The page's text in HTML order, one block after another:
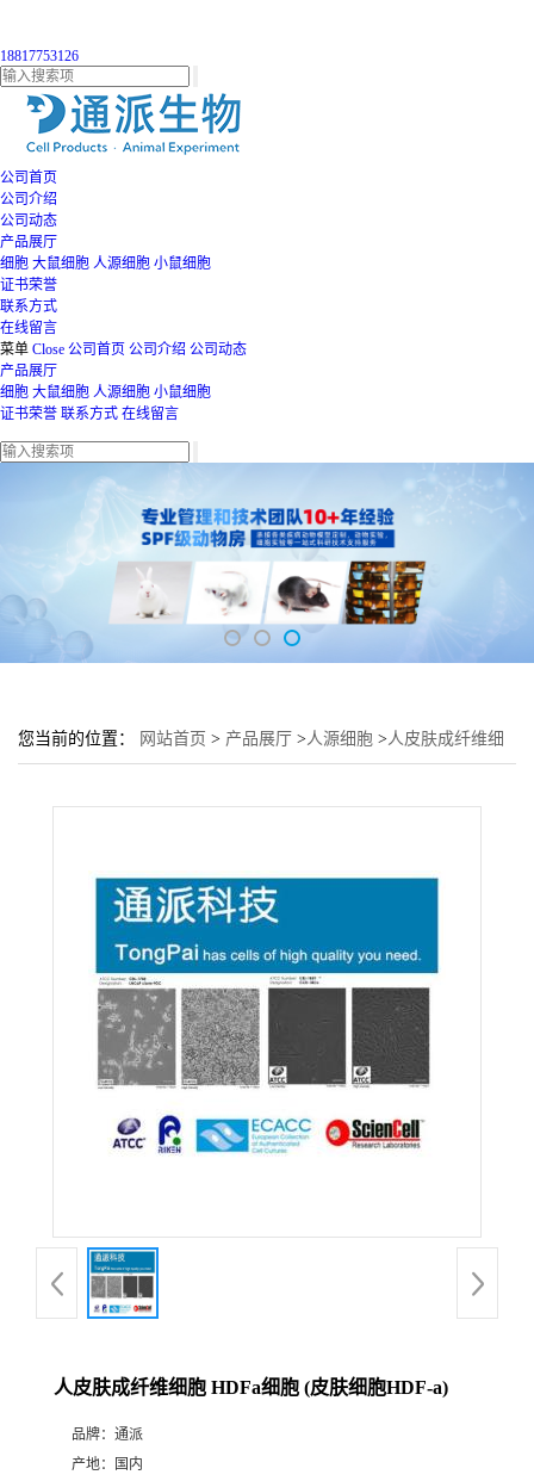
18817753126
公司首页
公司介绍
公司动态
产品展厅
细胞 大鼠细胞 人源细胞 小鼠细胞
证书荣誉
联系方式
在线留言
菜单 Close 公司首页 公司介绍 公司动态
产品展厅
细胞 大鼠细胞 人源细胞 小鼠细胞
证书荣誉 联系方式 在线留言
您当前的位置： 网站首页 > 产品展厅 >人源细胞 >人皮肤成纤维细
人皮肤成纤维细胞 HDFa细胞 (皮肤细胞HDF-a)
品牌： 通派
产地：
国内